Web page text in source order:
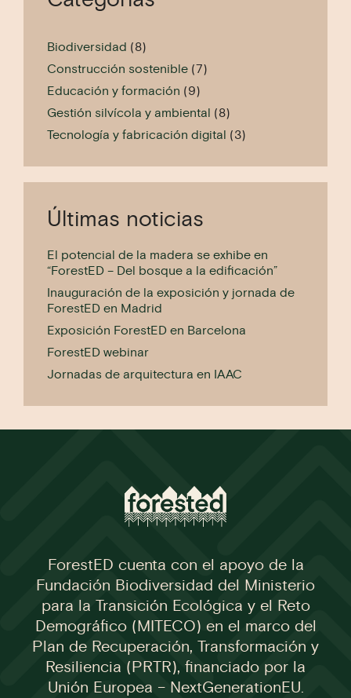
Biodiversidad (8)
Construcción sostenible (7)
Educación y formación (9)
Gestión silvícola y ambiental (8)
Tecnología y fabricación digital (3)
Últimas noticias
El potencial de la madera se exhibe en
“ForestED – Del bosque a la edificación”
Inauguración de la exposición y jornada de
ForestED en Madrid
Exposición ForestED en Barcelona
ForestED webinar
Jornadas de arquitectura en IAAC
ForestED cuenta con el apoyo de la
Fundación Biodiversidad del Ministerio
para la Transición Ecológica y el Reto
Demográfico (MITECO) en el marco del
Plan de Recuperación, Transformación y
Resiliencia (PRTR), financiado por la
Unión Europea – NextGenerationEU.